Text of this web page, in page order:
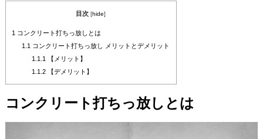
目次 [hide]
1コンクリート打ちっ放しとは
1.1 コンクリート打ちっ放し メリットとデメリット
1.1.1 【メリット】
1.1.2 【デメリット】
コンクリート打ちっ放しとは